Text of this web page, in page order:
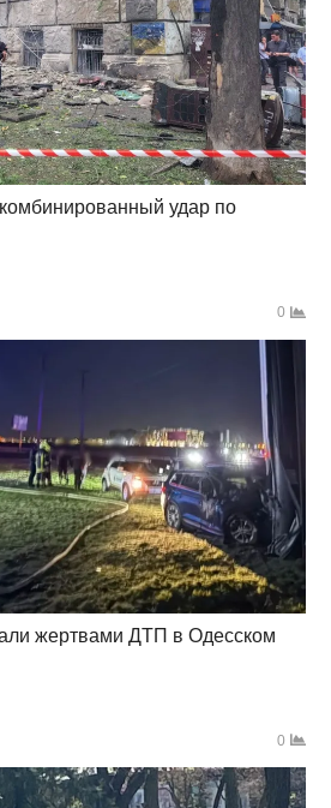
удар по
0
жертвами ДТП в Одесском
0